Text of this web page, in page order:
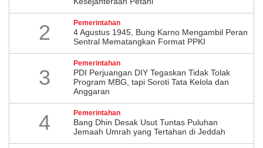
2 Pemerintahan
4 Agustus 1945, Bung Karno Mengambil Peran
Sentral Mematangkan Format PPKI
3
Pemerintahan
PDI Perjuangan DIY Tegaskan Tidak Tolak
Program MBG, tapi Soroti Tata Kelola dan
Anggaran
4 Pemerintahan
Bang Dhin Desak Usut Tuntas Puluhan
Jemaah Umrah yang Tertahan di Jeddah